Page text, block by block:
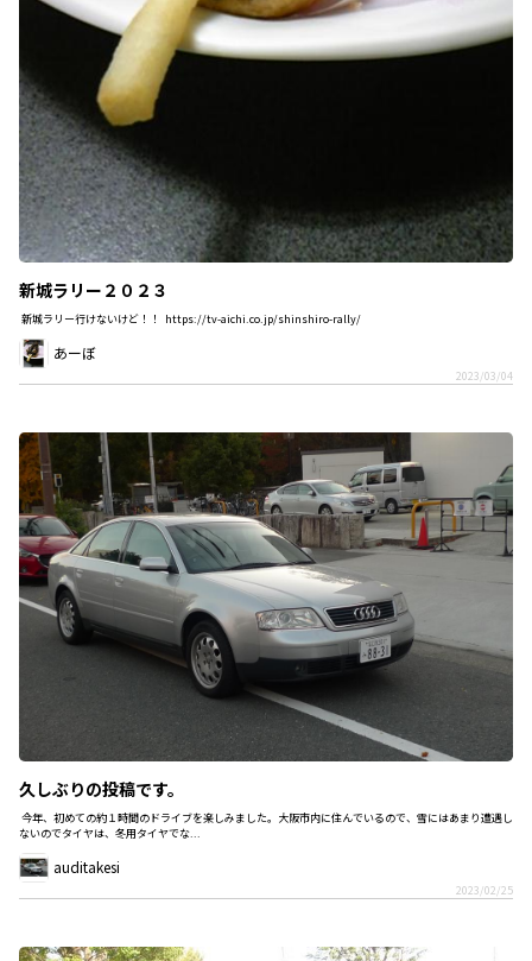
新城ラリー２０２３
新城ラリー行けないけど！！ https://tv-aichi.co.jp/shinshiro-rally/
あーぼ
2023/03/04
久しぶりの投稿です。
今年、初めての約１時間のドライブを楽しみました。大阪市内に住んでいるので、雪にはあまり遭遇し
ないのでタイヤは、冬用タイヤでな...
auditakesi
2023/02/25